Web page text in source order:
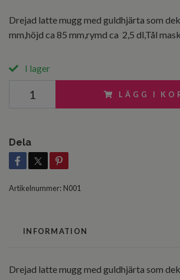
Drejad latte mugg med guldhjärta som
mm,höjd ca 85 mm,rymd ca 2,5 dl,Tål
I lager
LÄGG I
Dela
Artikelnummer: N001
INFORMATION
Drejad latte mugg med guldhjärta som